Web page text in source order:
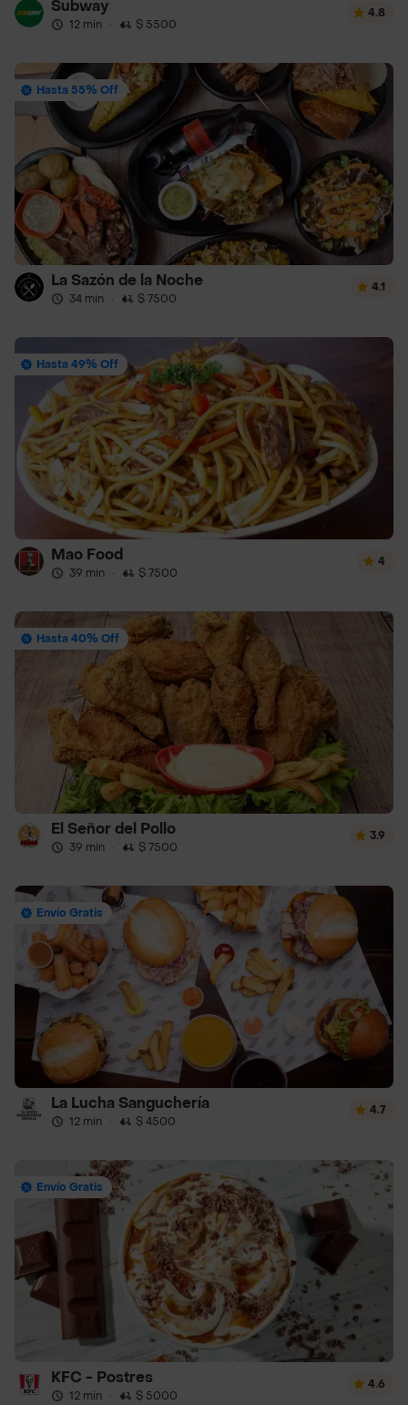
Subway
12 min · $ 5500
4.8
Hasta 55% Off
La Sazón de la Noche
34 min · $ 7500
4.1
Hasta 49% Off
Mao Food
39 min · $ 7500
4
Hasta 40% Off
El Señor del Pollo
39 min · $ 7500
3.9
Envío Gratis
La Lucha Sanguchería
12 min · $ 4500
4.7
Envío Gratis
KFC - Postres
12 min · $ 5000
4.6